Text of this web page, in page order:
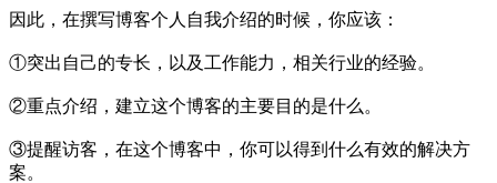
因此，在撰写博客个人自我介绍的时候，你应该：
①突出自己的专长，以及工作能力，相关行业的经验。
②重点介绍，建立这个博客的主要目的是什么。
③提醒访客，在这个博客中，你可以得到什么有效的解决方
案。